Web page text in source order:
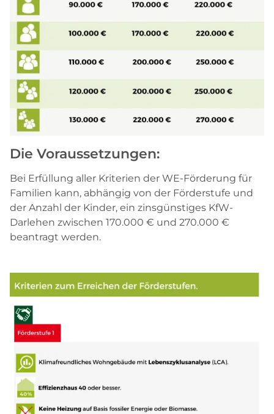
Die Voraussetzungen:
Bei Erfüllung aller Kriterien der WE-Förderung für
Familien kann, abhängig von der Förderstufe und
der Anzahl der Kinder, ein zinsgünstiges KfW-
Darlehen zwischen 170.000 € und 270.000 €
beantragt werden.